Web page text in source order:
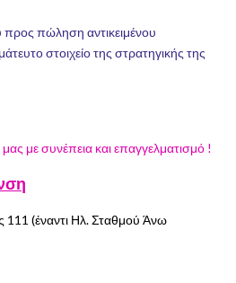
προς πώληση αντικειμένου
στοιχείο της στρατηγικής της
με συνέπεια και επαγγελματισμό !
111 (έναντι Ηλ. Σταθμού Άνω